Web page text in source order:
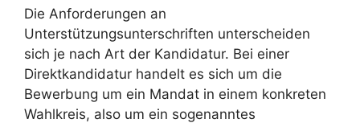
Die Anforderungen an
Unterstützungsunterschriften unterscheiden
sich je nach Art der Kandidatur. Bei einer
Direktkandidatur handelt es sich um die
Bewerbung um ein Mandat in einem konkreten
Wahlkreis, also um ein sogenanntes